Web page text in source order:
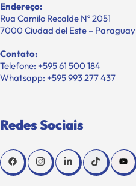
Endereço:
Rua Camilo Recalde Nº 2051
7000 Ciudad del Este – Paraguay
Contato:
Telefone: +595 61 500 184
Whatsapp: +595 993 277 437
Redes Sociais